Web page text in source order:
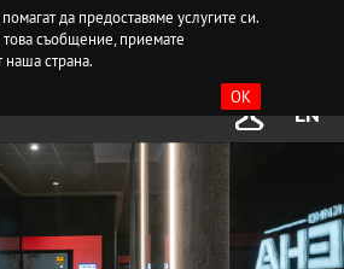
помагат да предоставяме услугите си.
съобщение, приемате
наша страна.
OK
EN